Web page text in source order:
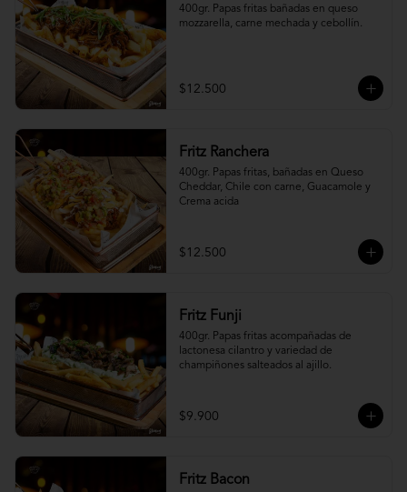
400gr. Papas fritas bañadas en queso
mozzarella, carne mechada y cebollín.
$12.500
Fritz Ranchera
400gr. Papas fritas, bañadas en Queso
Cheddar, Chile con carne, Guacamole y
Crema acida
$12.500
Fritz Funji
400gr. Papas fritas acompañadas de
lactonesa cilantro y variedad de
champiñones salteados al ajillo.
$9.900
Fritz Bacon